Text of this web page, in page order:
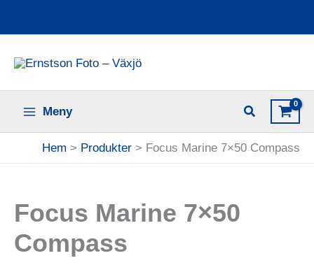
Meny
Hem Produkter Focus Marine 7×50 Compass
Focus Marine 7×50
Compass